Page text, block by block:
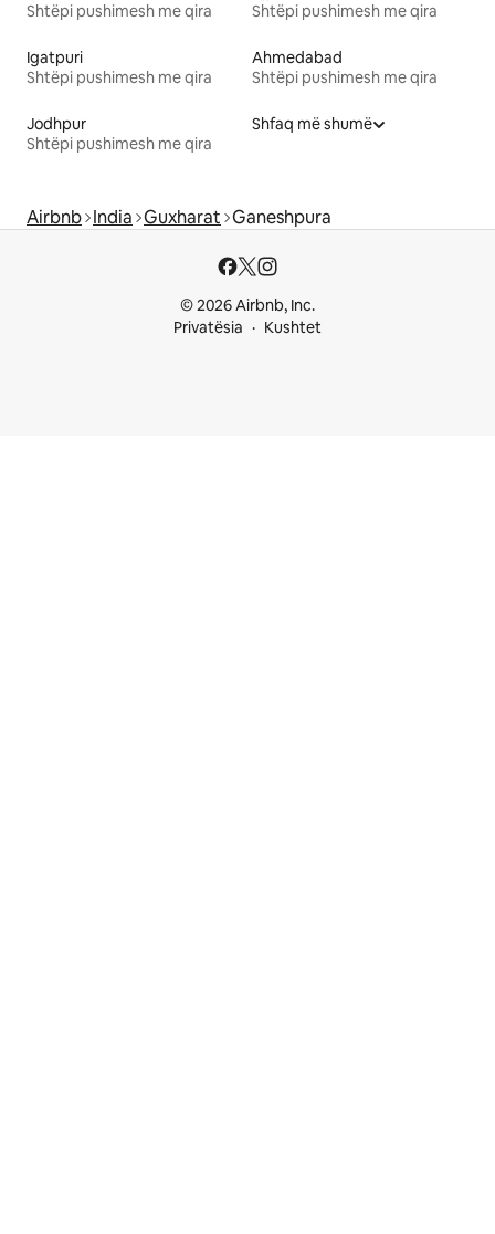
Shtëpi pushimesh me qira
Shtëpi pushimesh me qira
Igatpuri
Shtëpi pushimesh me qira
Ahmedabad
Shtëpi pushimesh me qira
Jodhpur
Shtëpi pushimesh me qira
Shfaq më shumë
Airbnb India Guxharat Ganeshpura
© 2026 Airbnb, Inc.
Privatësia
Kushtet